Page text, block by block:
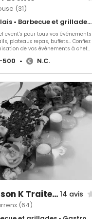
Château de La Fleunie Tartare de
Moelleux au chocolat de
de grany smith
les repas plus légers sur la
ou au bord de la piscine, nous
notre restaurant Côté
(31)
Antillais • Barbecue et grillades • Gastronomique
tous vos événements
plateaux repas, buffets... Confiez
de vos événements à chef
Nous créons des expériences
sur mesure pour tous vos
500 • N.C.
Maison K Traiteur Event 14 avis
(64)